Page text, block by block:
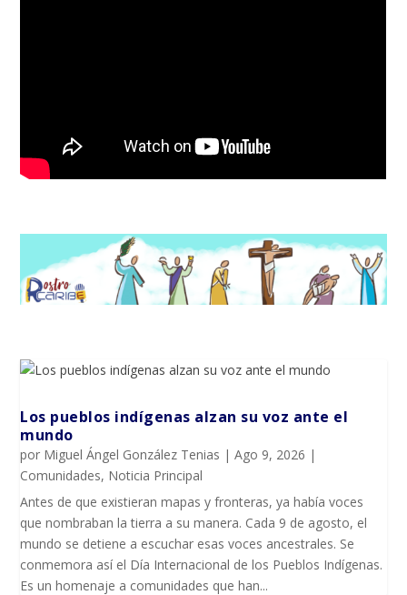
Los pueblos indígenas alzan su voz ante el
mundo
por Miguel Ángel González Tenias |Ago 9, 2026 |
Comunidades, Noticia Principal
Antes de que existieran mapas y fronteras, ya había voces
que nombraban la tierra a su manera. Cada 9 de agosto, el
mundo se detiene a escuchar esas voces ancestrales. Se
conmemora así el Día Internacional de los Pueblos Indígenas.
Es un homenaje a comunidades que han...